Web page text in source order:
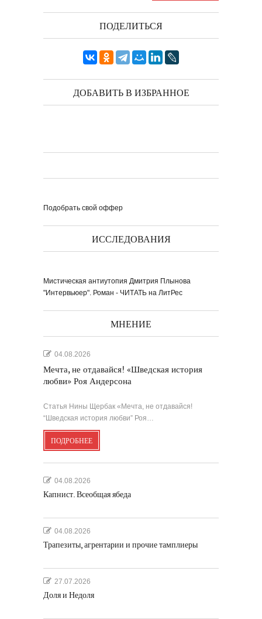
ПОДЕЛИТЬСЯ
ДОБАВИТЬ В ИЗБРАННОЕ
Подобрать свой оффер
ИССЛЕДОВАНИЯ
Мистическая антиутопия Дмитрия Плынова
"Интервьюер". Роман - ЧИТАТЬ на ЛитРес
МНЕНИЕ
04.08.2026
Мечта, не отдавайся! «Шведская история
любви» Роя Андерсона
Статья Нины Щербак «Мечта, не отдавайся!
“Шведская история любви” Роя…
ПОДРОБНЕЕ
04.08.2026
Капнист. Всеобщая ябеда
04.08.2026
Трапезиты, агрентарии и прочие тамплиеры
27.07.2026
Доля и Недоля